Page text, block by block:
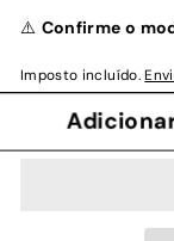
⚠️ Confirme o
Imposto incluído.